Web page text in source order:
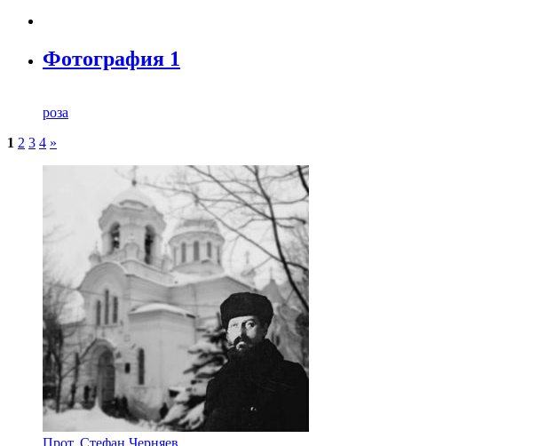
Фотография 1
роза
1 2 3 4 »